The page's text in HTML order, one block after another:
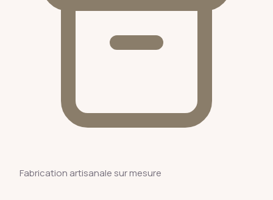
Fabrication artisanale sur mesure